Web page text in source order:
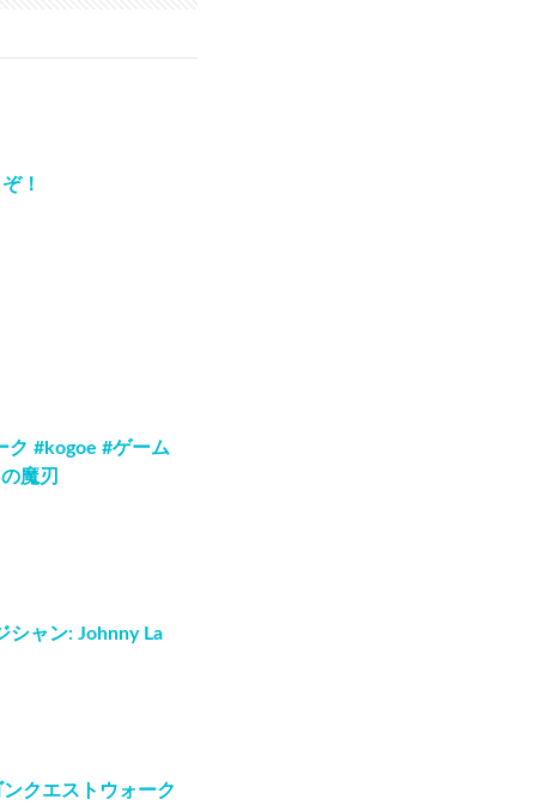
！
ク #kogoe #ゲーム
魔刃
La
クエストウォーク